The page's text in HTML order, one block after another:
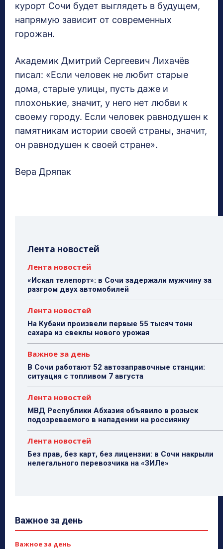
курорт Сочи будет выглядеть в будущем,
напрямую зависит от современных
горожан.
Академик Дмитрий Сергеевич Лихачёв
писал: «Если человек не любит старые
дома, старые улицы, пусть даже и
плохонькие, значит, у него нет любви к
своему городу. Если человек равнодушен к
памятникам истории своей страны, значит,
он равнодушен к своей стране».
Вера Дряпак
Лента новостей
Лента новостей
«Искал телепорт»: в Сочи задержали мужчину за
разгром двух автомобилей
Лента новостей
На Кубани произвели первые 55 тысяч тонн
сахара из свеклы нового урожая
Важное за день
В Сочи работают 52 автозаправочные станции:
ситуация с топливом 7 августа
Лента новостей
МВД Республики Абхазия объявило в розыск
подозреваемого в нападении на россиянку
Лента новостей
Без прав, без карт, без лицензии: в Сочи накрыли
нелегального перевозчика на «ЗИЛе»
Важное за день
Важное за день